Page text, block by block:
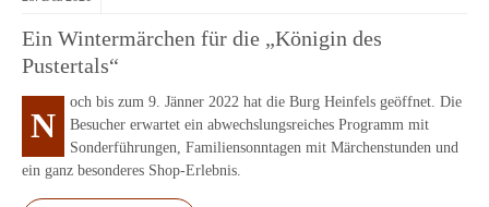
Ein Wintermärchen für die „Königin des
Pustertals“
N
och bis zum 9. Jänner 2022 hat die Burg Heinfels geöffnet. Die
Besucher erwartet ein abwechslungsreiches Programm mit
Sonderführungen, Familiensonntagen mit Märchenstunden und
ein ganz besonderes Shop-Erlebnis.